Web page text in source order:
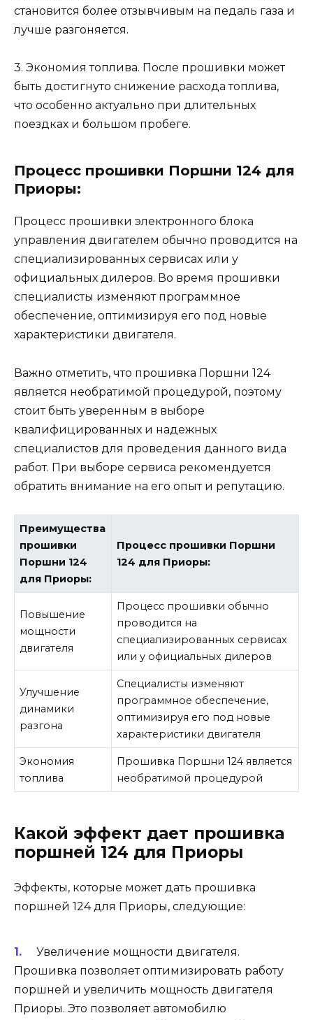
становится более отзывчивым на педаль газа и
лучше разгоняется.
3. Экономия топлива. После прошивки может
быть достигнуто снижение расхода топлива,
что особенно актуально при длительных
поездках и большом пробеге.
Процесс прошивки Поршни 124 для
Приоры:
Процесс прошивки электронного блока
управления двигателем обычно проводится на
специализированных сервисах или у
официальных дилеров. Во время прошивки
специалисты изменяют программное
обеспечение, оптимизируя его под новые
характеристики двигателя.
Важно отметить, что прошивка Поршни 124
является необратимой процедурой, поэтому
стоит быть уверенным в выборе
квалифицированных и надежных
специалистов для проведения данного вида
работ. При выборе сервиса рекомендуется
обратить внимание на его опыт и репутацию.
Преимущества
прошивки
Поршни 124
для Приоры:
Процесс прошивки Поршни
124 для Приоры:
Повышение
мощности
двигателя
Процесс прошивки обычно
проводится на
специализированных сервисах
или у официальных дилеров
Улучшение
динамики
разгона
Специалисты изменяют
программное обеспечение,
оптимизируя его под новые
характеристики двигателя
Экономия
топлива
Прошивка Поршни 124 является
необратимой процедурой
Какой эффект дает прошивка
поршней 124 для Приоры
Эффекты, которые может дать прошивка
поршней 124 для Приоры, следующие:
Увеличение мощности двигателя.
Прошивка позволяет оптимизировать работу
поршней и увеличить мощность двигателя
Приоры. Это позволяет автомобилю